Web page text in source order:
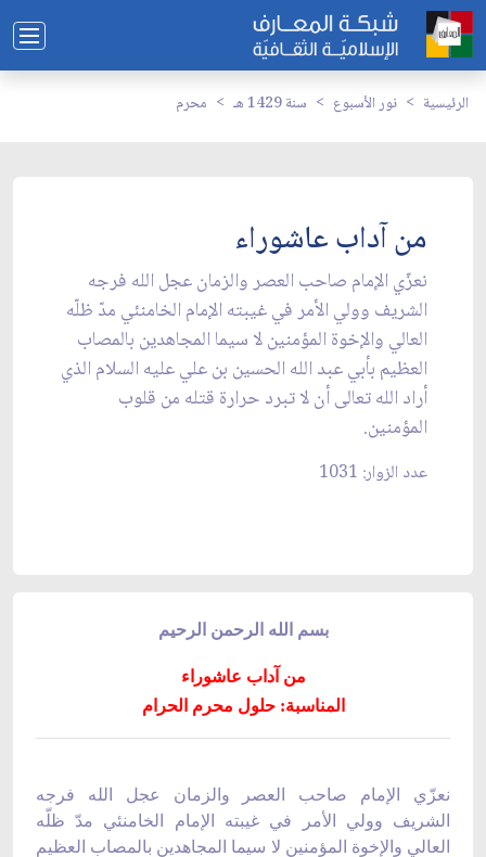
الرئيسية نور الأسبوع سنة 1429 هـ محرم
من آداب عاشوراء
نعزّي الإمام صاحب العصر والزمان عجل الله فرجه
الشريف وولي الأمر في غيبته الإمام الخامنئي مدّ ظلّه
العالي والإخوة المؤمنين لا سيما المجاهدين بالمصاب
العظيم بأبي عبد الله الحسين بن علي عليه السلام الذي
أراد الله تعالى أن لا تبرد حرارة قتله من قلوب
المؤمنين.
عدد الزوار: 1031
بسم الله الرحمن الرحيم
من آداب عاشوراء
المناسبة: حلول محرم الحرام
نعزّي الإمام صاحب العصر والزمان عجل الله فرجه
الشريف وولي الأمر في غيبته الإمام الخامنئي مدّ ظلّه
العالي والإخوة المؤمنين لا سيما المجاهدين بالمصاب العظيم